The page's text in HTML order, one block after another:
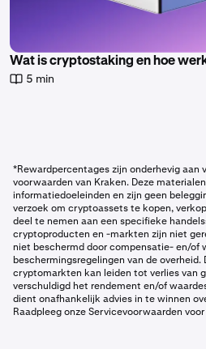
Wat is cryptostaking en hoe
5 min
*Rewardpercentages zijn onderhevig aan
voorwaarden van Kraken. Deze
informatiedoeleinden en zijn geen
verzoek om cryptoassets te kopen,
deel te nemen aan een specifieke
cryptoproducten en -markten zijn niet
niet beschermd door compensatie- en/of
beschermingsregelingen van de overheid.
cryptomarkten kan leiden tot verlies van
verschuldigd het rendement en/of
dient onafhankelijk advies in te winnen
Raadpleeg onze Servicevoorwaarden